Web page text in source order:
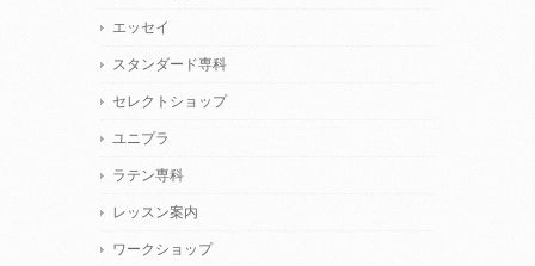
エッセイ
スタンダード専科
セレクトショップ
ユニプラ
ラテン専科
レッスン案内
ワークショップ